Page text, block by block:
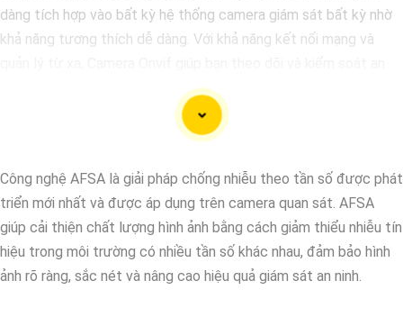
dàng tích hợp vào bất kỳ hệ thống camera giám sát bất kỳ nhờ
khả năng tương thích dễ dàng. Với khả năng kết nối mạng và
ninh mọi lúc, mọi nơi một cách đơn giản. Sau đây là một số dòng
camera quan sát chất lượng dành cho bạn tham khảo.
Công nghệ AFSA là giải pháp chống nhiễu theo tần số được phát
triển mới nhất và được áp dụng trên camera quan sát. AFSA
giúp cải thiện chất lượng hình ảnh bằng cách giảm thiểu nhiễu tín
hiệu trong môi trường có nhiều tần số khác nhau, đảm bảo hình
ảnh rõ ràng, sắc nét và nâng cao hiệu quả giám sát an ninh.